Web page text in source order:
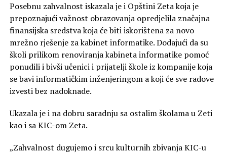
Posebnu zahvalnost iskazala je i Opštini Zeta koja je
prepoznajući važnost obrazovanja opredjelila značajna
finansijska sredstva koja će biti iskorištena za novo
mrežno rješenje za kabinet informatike. Dodajući da su
školi prilikom renoviranja kabineta informatike pomoć
ponudili i bivši učenici i prijatelji škole iz kompanije koja
se bavi informatičkim inženjeringom a koji će sve radove
izvesti bez nadoknade.
Ukazala je i na dobru saradnju sa ostalim školama u Zeti
kao i sa KIC-om Zeta.
„Zahvalnost dugujemo i srcu kulturnih zbivanja KIC-u